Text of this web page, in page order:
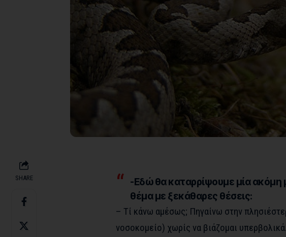
SHARE
-Εδώ θα καταρρίψουμε μία ακόμη
θέμα με ξεκάθαρες θέσεις:
– Τί κάνω αμέσως; Πηγαίνω στην
νοσοκομείο) χωρίς να βιάζομαι υπερβολικά.